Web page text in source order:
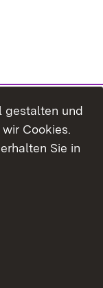
gestalten und
Cookies.
Sie in